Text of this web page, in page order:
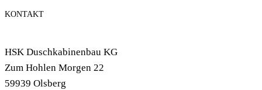
KONTAKT
HSK Duschkabinenbau KG
Zum Hohlen Morgen 22
59939 Olsberg